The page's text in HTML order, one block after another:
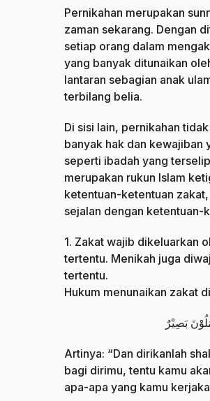
Pernikahan merupakan
zaman sekarang. Dengan
setiap orang dalam
yang banyak ditunaikan
lantaran sebagian anak
terbilang belia.
Di sisi lain, pernikahan
banyak hak dan kewajiban
seperti ibadah yang
merupakan rukun Islam
ketentuan-ketentuan
sejalan dengan ketentuan-
1. Zakat wajib dikeluarkan
tertentu. Menikah juga
tertentu.
Hukum menunaikan zakat
بَصِيْرٌ
Artinya: “Dan dirikanlah
bagi dirimu, tentu kamu
apa-apa yang kamu